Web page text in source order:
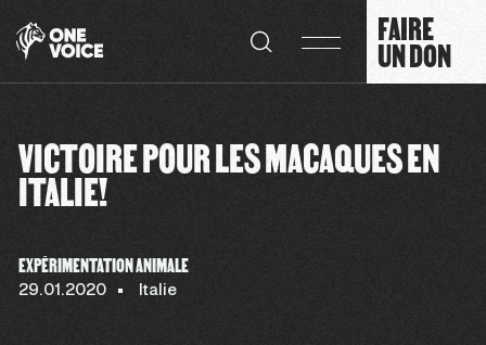
FAIRE
UN DON
VICTOIRE POUR LES MACAQUES EN
ITALIE!
EXPÉRIMENTATION ANIMALE
29.01.2020 Italie